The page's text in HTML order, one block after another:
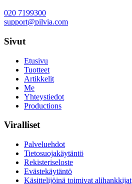
020 7199300
support@pilvia.com
Sivut
Etusivu
Tuotteet
Artikkelit
Me
Yhteystiedot
Productions
Viralliset
Palveluehdot
Tietosuojakäytäntö
Rekisteriseloste
Evästekäytäntö
Käsittelijöinä toimivat alihankkijat